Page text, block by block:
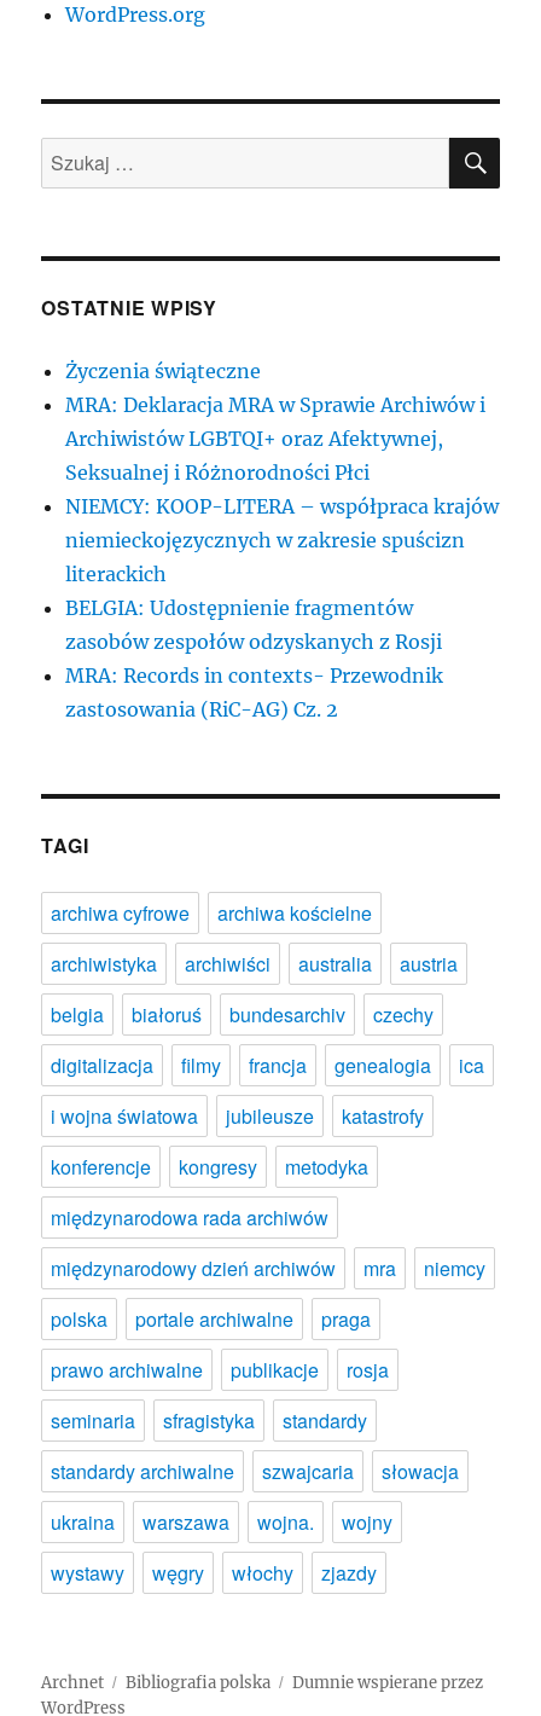
WordPress.org
Szukaj:
OSTATNIE WPISY
Życzenia świąteczne
MRA: Deklaracja MRA w Sprawie Archiwów i
Archiwistów LGBTQI+ oraz Afektywnej,
Seksualnej i Różnorodności Płci
NIEMCY: KOOP-LITERA – współpraca krajów
niemieckojęzycznych w zakresie spuścizn
literackich
BELGIA: Udostępnienie fragmentów
zasobów zespołów odzyskanych z Rosji
MRA: Records in contexts- Przewodnik
zastosowania (RiC-AG) Cz. 2
TAGI
archiwa cyfrowe
archiwa kościelne
archiwistyka
archiwiści australia
austria
belgia
białoruś bundesarchiv
czechy
digitalizacja
filmy francja genealogia
ica
i wojna światowa
jubileusze
katastrofy
konferencje
kongresy
metodyka
międzynarodowa rada archiwów
międzynarodowy dzień archiwów
mra
niemcy
polska
portale archiwalne
praga
prawo archiwalne
publikacje
rosja
seminaria
sfragistyka
standardy
standardy archiwalne
szwajcaria
słowacja
ukraina
warszawa wojna.
wojny
wystawy
węgry włochy zjazdy
Archnet Bibliografia polska
Dumnie wspierane przez
WordPress